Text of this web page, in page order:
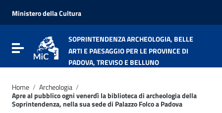
Vai al menu di navigazione
Vai al footer
Ministero della Cultura
Attiva / disattiva la navigazione
SOPRINTENDENZA ARCHEOLOGIA, BELLE
ARTI E PAESAGGIO PER LE PROVINCE DI
PADOVA, TREVISO E BELLUNO
Home / Archeologia /
Apre al pubblico ogni venerdì la biblioteca di archeologia della
Soprintendenza, nella sua sede di Palazzo Folco a Padova